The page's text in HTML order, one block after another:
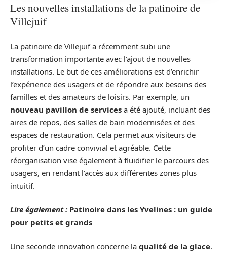
Les nouvelles installations de la patinoire de
Villejuif
La patinoire de Villejuif a récemment subi une
transformation importante avec l’ajout de nouvelles
installations. Le but de ces améliorations est d’enrichir
l’expérience des usagers et de répondre aux besoins des
familles et des amateurs de loisirs. Par exemple, un
nouveau pavillon de services a été ajouté, incluant des
aires de repos, des salles de bain modernisées et des
espaces de restauration. Cela permet aux visiteurs de
profiter d’un cadre convivial et agréable. Cette
réorganisation vise également à fluidifier le parcours des
usagers, en rendant l’accès aux différentes zones plus
intuitif.
Lire également : Patinoire dans les Yvelines : un guide
pour petits et grands
Une seconde innovation concerne la qualité de la glace.